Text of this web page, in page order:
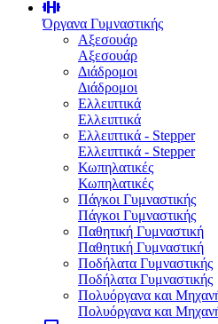
Όργανα Γυμναστικής
Αξεσουάρ
Αξεσουάρ
Διάδρομοι
Διάδρομοι
Ελλειπτικά
Ελλειπτικά
Ελλειπτικά - Stepper
Ελλειπτικά - Stepper
Κωπηλατικές
Κωπηλατικές
Πάγκοι Γυμναστικής
Πάγκοι Γυμναστικής
Παθητική Γυμναστική
Παθητική Γυμναστική
Ποδήλατα Γυμναστικής
Ποδήλατα Γυμναστικής
Πολυόργανα και
Πολυόργανα και